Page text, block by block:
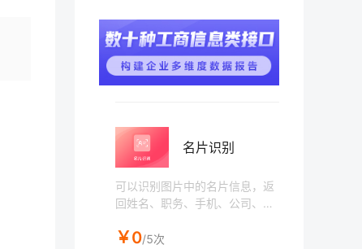
名片识别
可以识别图片中的名片信息，返
回姓名、职务、手机、公司、地
邮编等信息。
￥0/5次